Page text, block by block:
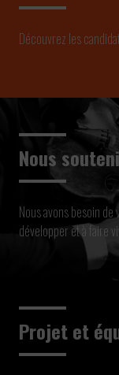
Découvrez les
Nous
Nous avons besoin
développer et à faire
Projet et